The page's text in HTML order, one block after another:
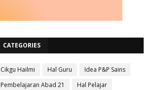
CATEGORIES
Cikgu Hailmi Hal Guru
Idea P&P Sains
Pembelajaran Abad 21
Hal Pelajar